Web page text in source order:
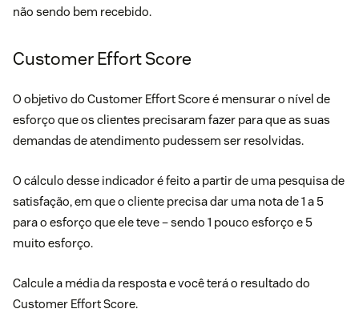
não sendo bem recebido.
Customer Effort Score
O objetivo do Customer Effort Score é mensurar o nível de
esforço que os clientes precisaram fazer para que as suas
demandas de atendimento pudessem ser resolvidas.
O cálculo desse indicador é feito a partir de uma pesquisa de
satisfação, em que o cliente precisa dar uma nota de 1 a 5
para o esforço que ele teve – sendo 1 pouco esforço e 5
muito esforço.
Calcule a média da resposta e você terá o resultado do
Customer Effort Score.